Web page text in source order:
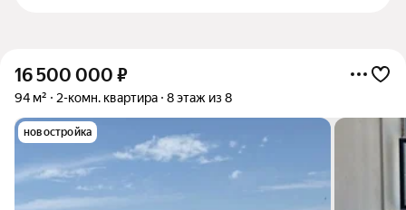
16 500 000 ₽
94 м² 2-комн. квартира 8 этаж из 8
новостройка